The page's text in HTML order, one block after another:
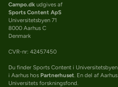
Campo.dkudgives af
Sports Content ApS
Universitetsbyen 71
8000 Aarhus C
Denmark
CVR-nr: 42457450
Du finder Sports Content i Universitetsbyen
i Aarhus hos Partnerhuset. En del af Aarhus
Universitets forskningsfond.